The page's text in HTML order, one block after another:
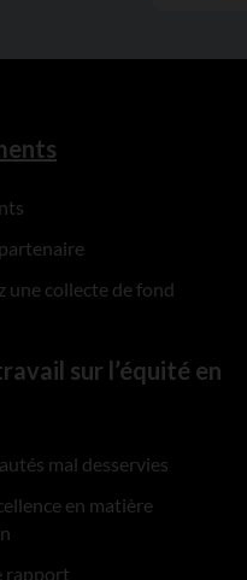
une collecte de fond
sur l’équité en
mal desservies
en matière
rapport